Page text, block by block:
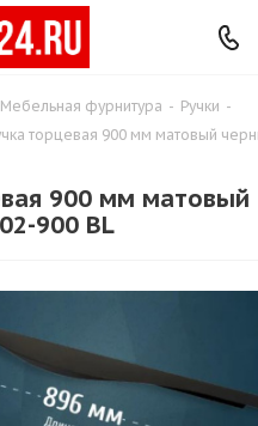
Мебельная фурнитура - Ручки -
торцевая 900 мм матовый
900 мм матовый
900 BL